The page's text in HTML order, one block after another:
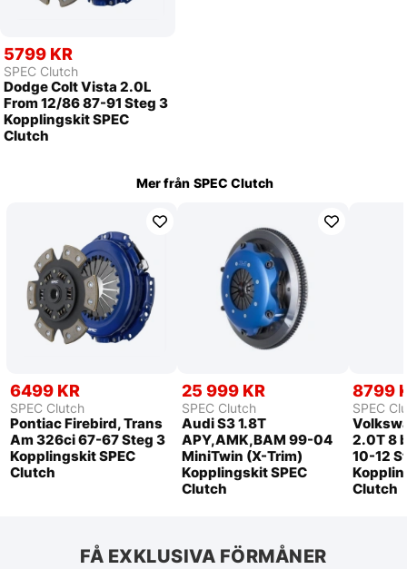
5799 KR
SPEC Clutch
Dodge Colt Vista 2.0L
From 12/86 87-91 Steg 3
Kopplingskit SPEC
Clutch
Mer från SPEC Clutch
6499 KR
SPEC Clutch
Pontiac Firebird, Trans
Am 326ci 67-67 Steg 3
Kopplingskit SPEC
Clutch
25 999 KR
SPEC Clutch
Audi S3 1.8T
APY,AMK,BAM 99-04
MiniTwin (X-Trim)
Kopplingskit SPEC
Clutch
8799
SPEC
2.0T 8
10-12
Clutch
FÅ EXKLUSIVA FÖRMÅNER